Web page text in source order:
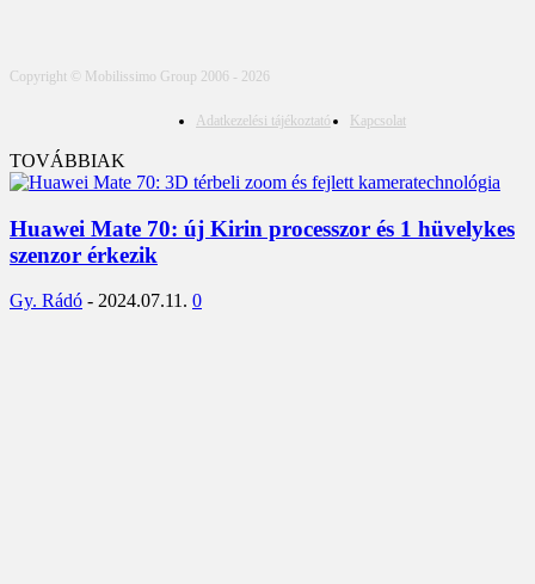
Copyright © Mobilissimo Group 2006 - 2026
Adatkezelési tájékoztató Kapcsolat
TOVÁBBIAK
Huawei Mate 70: új Kirin processzor és 1 hüvelykes
szenzor érkezik
Gy. Rádó - 2024.07.11. 0